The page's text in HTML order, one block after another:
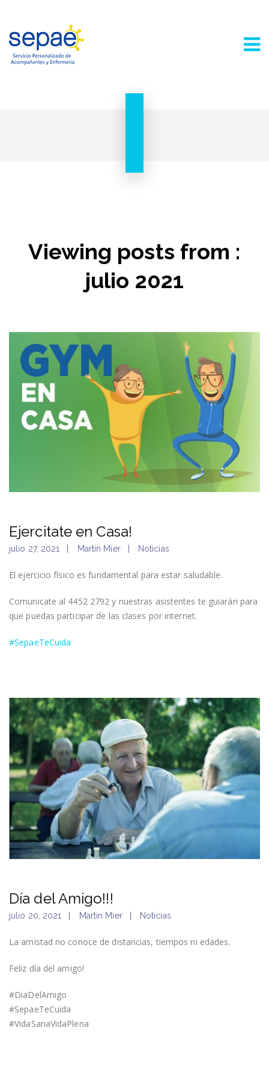
Viewing posts from :
julio 2021
Ejercitate en Casa!
julio 27, 2021 Martin Mier Noticias
El ejercicio físico es fundamental para estar saludable.
Comunicate al 4452 2792 y nuestras asistentes te guiarán para
que puedas participar de las clases por internet.
#SepaeTeCuida
Día del Amigo!!!
julio 20, 2021 Martin Mier Noticias
La amistad no conoce de distancias, tiempos ni edades.
Feliz día del amigo!
#DiaDelAmigo
#SepaeTeCuida
#VidaSanaVidaPlena